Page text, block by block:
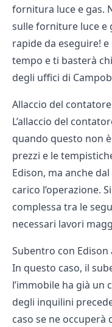
fornitura luce e gas.
sulle forniture luce e
rapide da eseguire!
tempo e ti basterà
degli uffici di
Allaccio del
L’allaccio del
quando questo non
prezzi e le
Edison, ma anche
carico l’operazione.
complessa tra le
necessari lavori
Subentro con Edison
In questo caso, il
l’immobile ha già
degli inquilini
caso se ne